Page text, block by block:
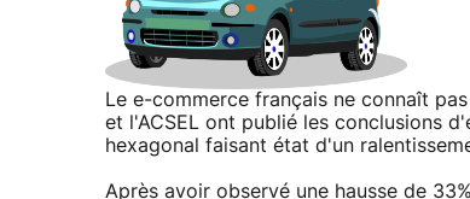
Le e-commerce français ne connaît
et l'ACSEL ont publié les conclusions
hexagonal faisant état d'un
Après avoir observé une hausse de